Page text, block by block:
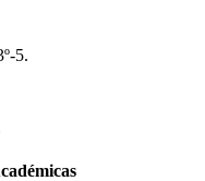
5.